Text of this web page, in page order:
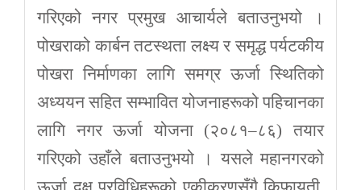
गरिएको नगर प्रमुख आचार्यले बताउनुभयो ।
पोखराको कार्बन तटस्थता लक्ष्य र समृद्ध पर्यटकीय
पोखरा निर्माणका लागि समग्र ऊर्जा स्थितिको
अध्ययन सहित सम्भावित योजनाहरूको पहिचानका
लागि नगर ऊर्जा योजना (२०८१–८६) तयार
गरिएको उहाँले बताउनुभयो । यसले महानगरको